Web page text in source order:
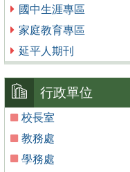
國中生涯專區
家庭教育專區
延平人期刊
行政單位
校長室
教務處
學務處